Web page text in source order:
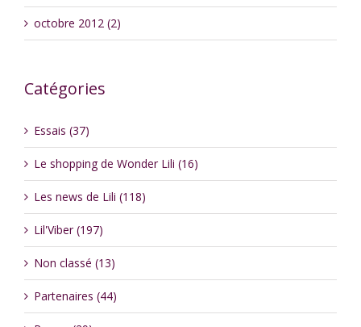
octobre 2012 (2)
Catégories
Essais (37)
Le shopping de Wonder Lili (16)
Les news de Lili (118)
Lil'Viber (197)
Non classé (13)
Partenaires (44)